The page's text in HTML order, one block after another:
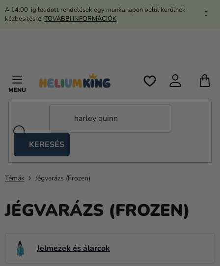
Ugrás
A 14:00-ig leadott rendelések egy munkanapon belül kerülnek
kézbesítésre! TOVÁBBI INFORMÁCIÓK
KERESÉS
sátrak
Kanekalon
Hélium
és
Esküvő
Témák Jégvarázs (Frozen)
JÉGVARÁZS (FROZEN)
Jelmezek és álarcok